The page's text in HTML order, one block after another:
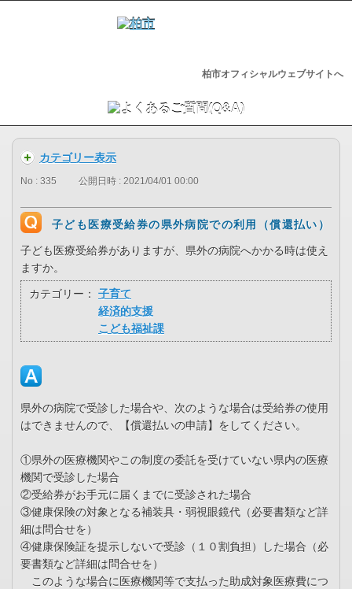
柏市オフィシャルウェブサイトへ
カテゴリー表示
No : 335 公開日時 : 2021/04/01 00:00
子ども医療受給券の県外病院での利用（償還払い）
子ども医療受給券がありますが、県外の病院へかかる時は使え
ますか。
カテゴリー：
子育て
経済的支援
こども福祉課
県外の病院で受診した場合や、次のような場合は受給券の使用
はできませんので、【償還払いの申請】をしてください。
①県外の医療機関やこの制度の委託を受けていない県内の医療
機関で受診した場合
②受給券がお手元に届くまでに受診された場合
③健康保険の対象となる補装具・弱視眼鏡代（必要書類など詳
細は問合せを）
④健康保険証を提示しないで受診（１０割負担）した場合（必
要書類など詳細は問合せを）
このような場合に医療機関等で支払った助成対象医療費につ